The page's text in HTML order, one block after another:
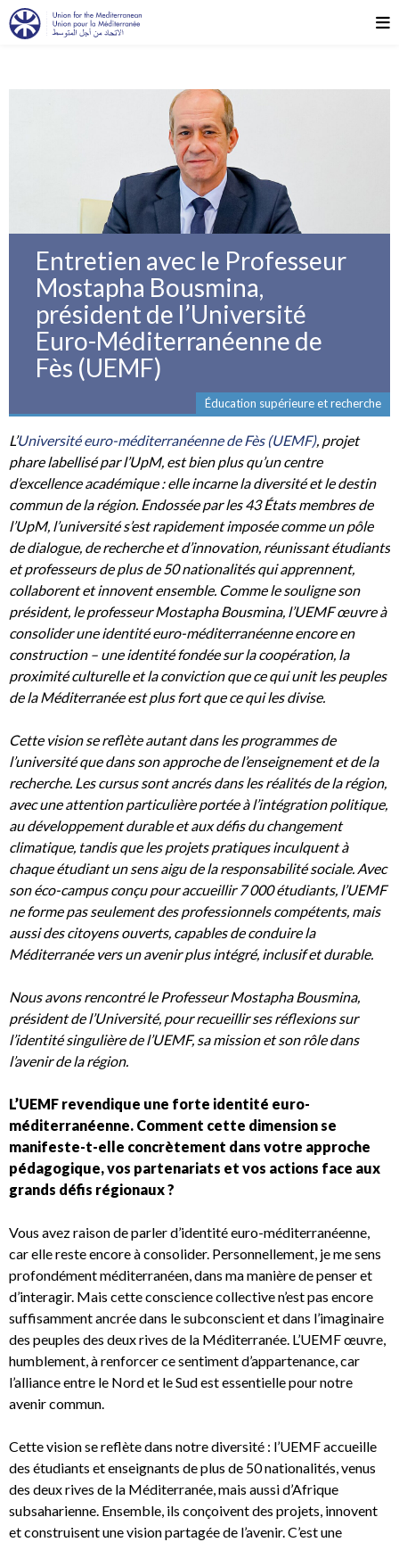
Entretien avec le Professeur
Mostapha Bousmina,
président de l’Université
Euro-Méditerranéenne de
Fès (UEMF)
Éducation supérieure et recherche
L’Université euro-méditerranéenne de Fès (UEMF), projet
phare labellisé par l’UpM, est bien plus qu’un centre
d’excellence académique : elle incarne la diversité et le destin
commun de la région. Endossée par les 43 États membres de
l’UpM, l’université s’est rapidement imposée comme un pôle
de dialogue, de recherche et d’innovation, réunissant étudiants
et professeurs de plus de 50 nationalités qui apprennent,
collaborent et innovent ensemble. Comme le souligne son
président, le professeur Mostapha Bousmina, l’UEMF œuvre à
consolider une identité euro-méditerranéenne encore en
construction – une identité fondée sur la coopération, la
proximité culturelle et la conviction que ce qui unit les peuples
de la Méditerranée est plus fort que ce qui les divise.
Cette vision se reflète autant dans les programmes de
l’université que dans son approche de l’enseignement et de la
recherche. Les cursus sont ancrés dans les réalités de la région,
avec une attention particulière portée à l’intégration politique,
au développement durable et aux défis du changement
climatique, tandis que les projets pratiques inculquent à
chaque étudiant un sens aigu de la responsabilité sociale. Avec
son éco-campus conçu pour accueillir 7 000 étudiants, l’UEMF
ne forme pas seulement des professionnels compétents, mais
aussi des citoyens ouverts, capables de conduire la
Méditerranée vers un avenir plus intégré, inclusif et durable.
Nous avons rencontré le Professeur Mostapha Bousmina,
président de l’Université, pour recueillir ses réflexions sur
l’identité singulière de l’UEMF, sa mission et son rôle dans
l’avenir de la région.
L’UEMF revendique une forte identité euro-
méditerranéenne. Comment cette dimension se
manifeste-t-elle concrètement dans votre approche
pédagogique, vos partenariats et vos actions face aux
grands défis régionaux ?
Vous avez raison de parler d’identité euro-méditerranéenne,
car elle reste encore à consolider. Personnellement, je me sens
profondément méditerranéen, dans ma manière de penser et
d’interagir. Mais cette conscience collective n’est pas encore
suffisamment ancrée dans le subconscient et dans l’imaginaire
des peuples des deux rives de la Méditerranée. L’UEMF œuvre,
humblement, à renforcer ce sentiment d’appartenance, car
l’alliance entre le Nord et le Sud est essentielle pour notre
avenir commun.
Cette vision se reflète dans notre diversité : l’UEMF accueille
des étudiants et enseignants de plus de 50 nationalités, venus
des deux rives de la Méditerranée, mais aussi d’Afrique
subsaharienne. Ensemble, ils conçoivent des projets, innovent
et construisent une vision partagée de l’avenir. C’est une